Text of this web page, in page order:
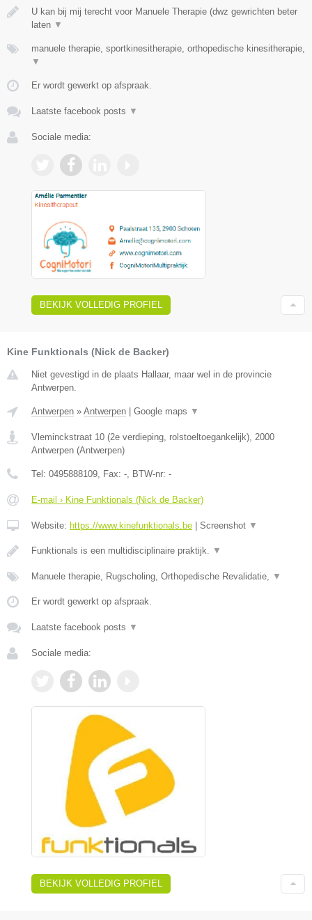
U kan bij mij terecht voor Manuele Therapie (dwz gewrichten beter
laten ▼
manuele therapie, sportkinesitherapie, orthopedische kinesitherapie,
▼
Er wordt gewerkt op afspraak.
Laatste facebook posts ▼
Sociale media:
BEKIJK VOLLEDIG PROFIEL
Kine Funktionals (Nick de Backer)
Niet gevestigd in de plaats Hallaar, maar wel in de provincie
Antwerpen.
Antwerpen » Antwerpen Google maps ▼
Vleminckstraat 10 (2e verdieping, rolstoeltoegankelijk) 2000
Antwerpen (Antwerpen)
Tel: 0495888109 , Fax: - , BTW-nr: -
E-mail › Kine Funktionals (Nick de Backer)
Website: https://www.kinefunktionals.be Screenshot ▼
Funktionals is een multidisciplinaire praktijk. ▼
Manuele therapie, Rugscholing, Orthopedische Revalidatie, ▼
Er wordt gewerkt op afspraak.
Laatste facebook posts ▼
Sociale media:
BEKIJK VOLLEDIG PROFIEL